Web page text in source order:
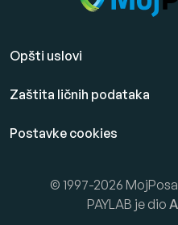
Opšti uslovi
Zaštita ličnih podataka
Postavke cookies
© 1997-2026
PAYLAB je dio